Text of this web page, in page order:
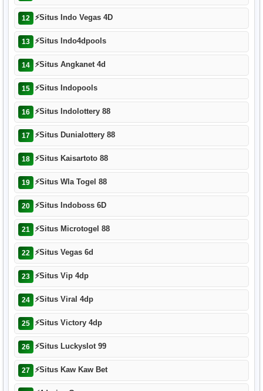
12 ⚡Situs Indo Vegas 4D
13 ⚡Situs Indo4dpools
14 ⚡Situs Angkanet 4d
15 ⚡Situs Indopools
16 ⚡Situs Indolottery 88
17 ⚡Situs Dunialottery 88
18 ⚡Situs Kaisartoto 88
19 ⚡Situs Wla Togel 88
20 ⚡Situs Indoboss 6D
21 ⚡Situs Microtogel 88
22 ⚡Situs Vegas 6d
23 ⚡Situs Vip 4dp
24 ⚡Situs Viral 4dp
25 ⚡Situs Victory 4dp
26 ⚡Situs Luckyslot 99
27 ⚡Situs Kaw Kaw Bet